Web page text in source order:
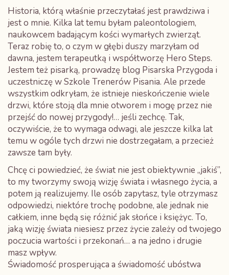
Historia, którą właśnie przeczytałaś jest prawdziwa i
jest o mnie. Kilka lat temu byłam paleontologiem,
naukowcem badającym kości wymarłych zwierząt.
Teraz robię to, o czym w głębi duszy marzyłam od
dawna, jestem terapeutką i współtworzę Hero Steps.
Jestem też pisarką, prowadzę blog Pisarska Przygoda i
uczestniczę w Szkole Trenerów Pisania. Ale przede
wszystkim odkryłam, że istnieje nieskończenie wiele
drzwi, które stoją dla mnie otworem i mogę przez nie
przejść do nowej przygody!… jeśli zechcę. Tak,
oczywiście, że to wymaga odwagi, ale jeszcze kilka lat
temu w ogóle tych drzwi nie dostrzegałam, a przecież
zawsze tam były.
Chcę ci powiedzieć, że świat nie jest obiektywnie „jakiś”,
to my tworzymy swoją wizję świata i własnego życia, a
potem ją realizujemy. Ile osób zapytasz, tyle otrzymasz
odpowiedzi, niektóre trochę podobne, ale jednak nie
całkiem, inne będą się różnić jak słońce i księżyc. To,
jaką wizję świata niesiesz przez życie zależy od twojego
poczucia wartości i przekonań… a na jedno i drugie
masz wpływ.
Świadomość prosperująca a świadomość ubóstwa